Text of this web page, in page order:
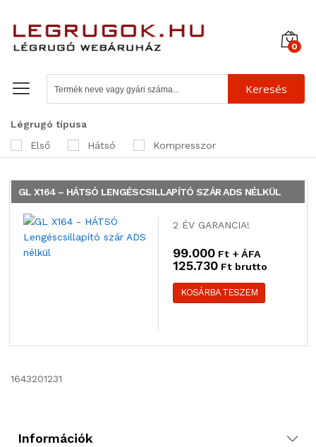
0
Keresés
Légrugó típusa
Első
Hátsó Kompresszor
GL X164 – HÁTSÓ LENGÉSCSILLAPÍTÓ SZÁR ADS NÉLKÜL
2 ÉV GARANCIA!
99.000 Ft + ÁFA
125.730 Ft brutto
KOSÁRBA TESZEM
1643201231
Információk